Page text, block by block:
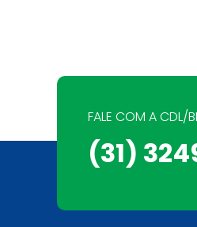
FALE COM A CDL/
(31)